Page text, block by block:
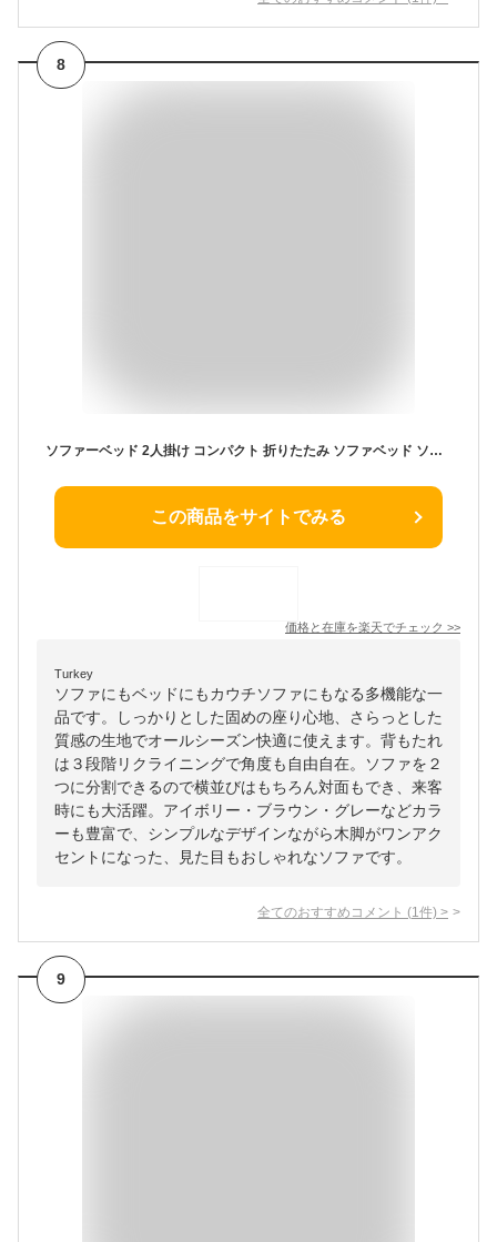
8
ソファーベッド 2人掛け コンパクト 折りたたみ ソファベッド ソファーベット ソファー ソファ 二人掛け 3人掛け オットマン リクライニング 韓国インテリア ローソファ フロアソファ 分割 三人掛け ローソファー スタイリッシュソファベッド
この商品をサイトでみる
価格と在庫を楽天でチェック >>
Turkey
ソファにもベッドにもカウチソファにもなる多機能な一
品です。しっかりとした固めの座り心地、さらっとした
質感の生地でオールシーズン快適に使えます。背もたれ
は３段階リクライニングで角度も自由自在。ソファを２
つに分割できるので横並びはもちろん対面もでき、来客
時にも大活躍。アイボリー・ブラウン・グレーなどカラ
ーも豊富で、シンプルなデザインながら木脚がワンアク
セントになった、見た目もおしゃれなソファです。
全てのおすすめコメント (1 件) >
9